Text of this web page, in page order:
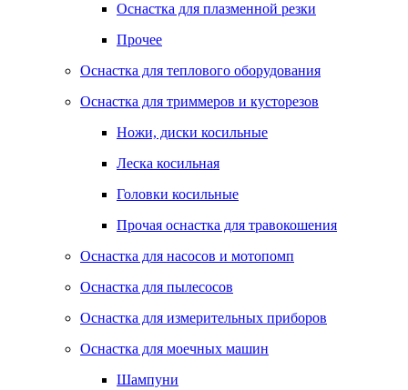
Оснастка для плазменной резки
Прочее
Оснастка для теплового оборудования
Оснастка для триммеров и кусторезов
Ножи, диски косильные
Леска косильная
Головки косильные
Прочая оснастка для травокошения
Оснастка для насосов и мотопомп
Оснастка для пылесосов
Оснастка для измерительных приборов
Оснастка для моечных машин
Шампуни